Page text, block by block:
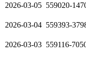
2026-03-05 559020-
2026-03-04 559393-
2026-03-03 559116-